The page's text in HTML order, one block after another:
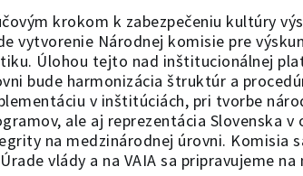
krokom k zabezpečeniu kultúry
vytvorenie Národnej komisie pre
Úlohou tejto nad inštitucionálnej
bude harmonizácia štruktúr a
v inštitúciách, pri tvorbe
ale aj reprezentácia Slovenska v
na medzinárodnej úrovni. Komisia
vlády a na VAIA sa pripravujeme